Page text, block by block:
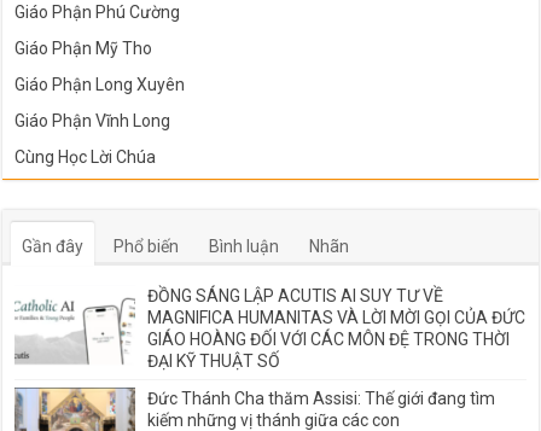
Giáo Phận Phú Cường
Giáo Phận Mỹ Tho
Giáo Phận Long Xuyên
Giáo Phận Vĩnh Long
Cùng Học Lời Chúa
Gần đây Phổ biến Bình luận Nhãn
ĐỒNG SÁNG LẬP ACUTIS AI SUY TƯ VỀ
MAGNIFICA HUMANITAS VÀ LỜI MỜI GỌI CỦA ĐỨC
GIÁO HOÀNG ĐỐI VỚI CÁC MÔN ĐỆ TRONG THỜI
ĐẠI KỸ THUẬT SỐ
Đức Thánh Cha thăm Assisi: Thế giới đang tìm
kiếm những vị thánh giữa các con